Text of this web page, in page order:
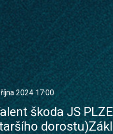
2024 17:00
škoda JS